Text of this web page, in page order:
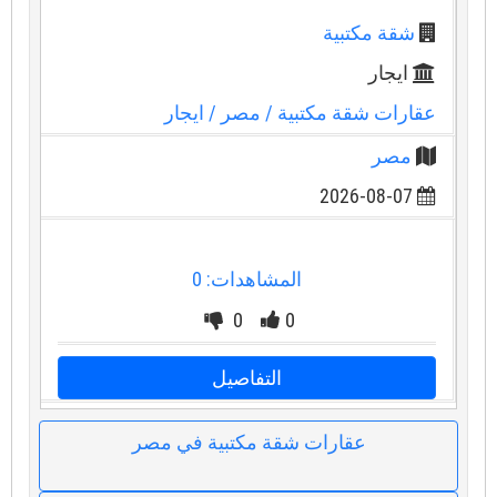
شقة مكتبية
ايجار
عقارات شقة مكتبية/ مصر / ايجار
مصر
2026-08-07
المشاهدات: 0
0
0
التفاصيل
عقارات شقة مكتبية في مصر